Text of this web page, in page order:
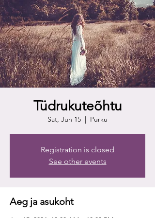
Tüdrukuteõhtu
Sat, Jun 15
  |
Purku
Registration is closed
See other events
Aeg ja asukoht